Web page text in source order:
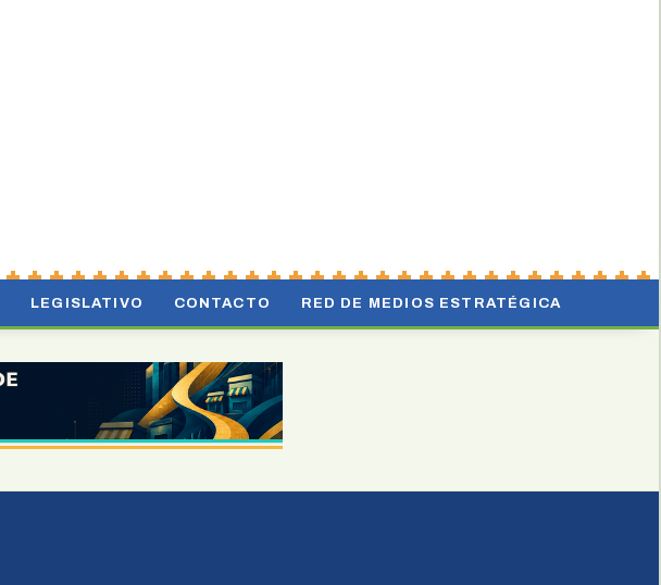
LEGISLATIVO CONTACTO RED DE MEDIOS ESTRATÉGICA